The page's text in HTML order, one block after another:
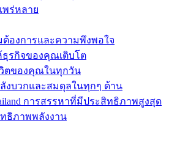
พร่หลาย
ต้องการและความพึงพอใจ
ห้ธุรกิจของคุณเติบโต
ตของคุณในทุกวัน
งบวกและสมดุลในทุกๆ ด้าน
การสรรหาที่มีประสิทธิภาพสูงสุด
ธิภาพพลังงาน